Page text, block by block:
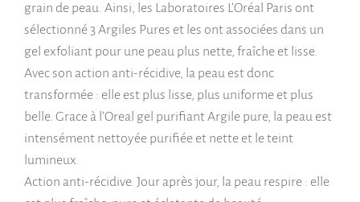
grain de peau. Ainsi, les Laboratoires L’Oréal Paris ont
sélectionné 3 Argiles Pures et les ont associées dans un
gel exfoliant pour une peau plus nette, fraîche et lisse.
Avec son action anti-récidive, la peau est donc
transformée : elle est plus lisse, plus uniforme et plus
belle. Grace à l’Oreal gel purifiant Argile pure, la peau est
intensément nettoyée purifiée et nette et le teint
lumineux.
Action anti-récidive. Jour après jour, la peau respire : elle